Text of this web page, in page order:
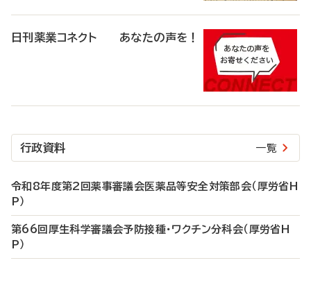
日刊薬業コネクト あなたの声を！
行政資料 一覧
令和8年度第2回薬事審議会医薬品等安全対策部会（厚労省H
P）
第66回厚生科学審議会予防接種・ワクチン分科会（厚労省H
P）